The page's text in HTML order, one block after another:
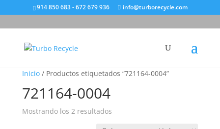
914 850 683 - 672 679 936 info@turborecycle.com
Inicio/ Productos etiquetados “721164-0004”
721164-0004
Mostrando los 2 resultadosOrdenado